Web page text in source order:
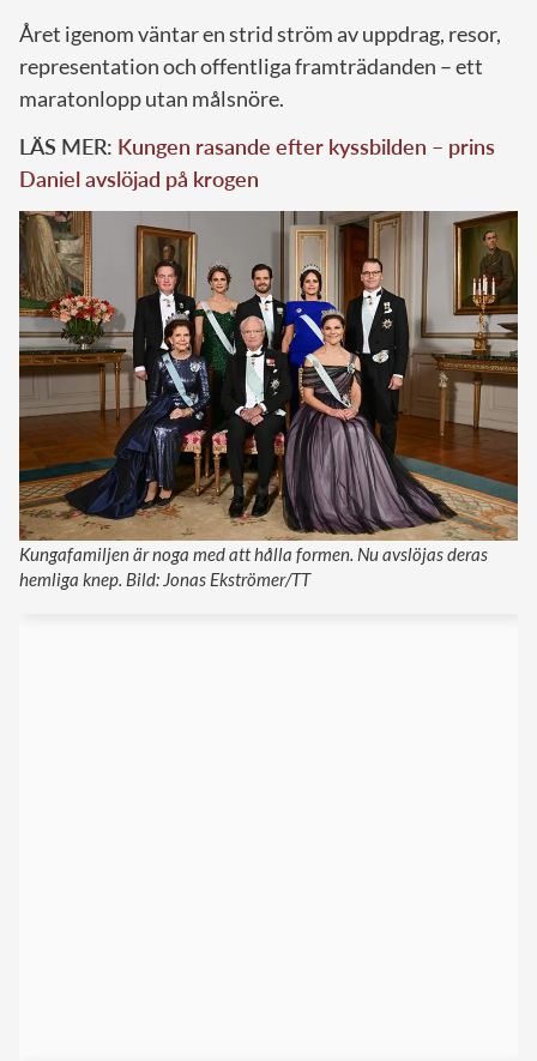
Året igenom väntar en strid ström av uppdrag, resor,
representation och offentliga framträdanden – ett
maratonlopp utan målsnöre.
LÄS MER: Kungen rasande efter kyssbilden – prins
Daniel avslöjad på krogen
Kungafamiljen är noga med att hålla formen. Nu avslöjas deras
hemliga knep. Bild: Jonas Ekströmer/TT